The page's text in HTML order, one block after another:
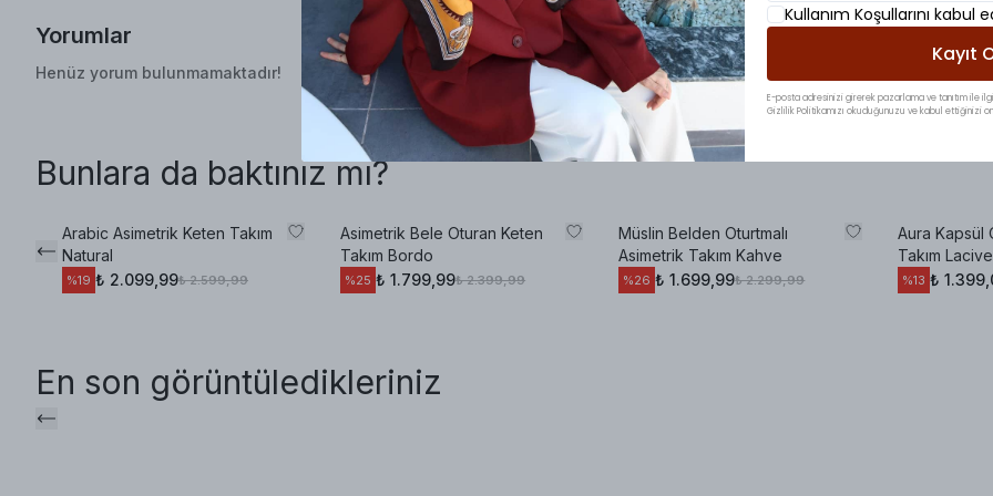
Yorumlar
Henüz yorum bulunmamaktadır!
Bunlara da baktınız mı?
Arabic Asimetrik Keten Takım
Natural
%19 ₺ 2.099,99₺ 2.599,99
Asimetrik Bele Oturan Keten
Takım Bordo
%25 ₺ 1.799,99₺ 2.399,99
Müslin Belden Oturtmalı
Asimetrik Takım Kahve
%26 ₺ 1.699,99₺ 2.299,99
Aura Kapsül
Takım
%13 ₺
En son görüntüledikleriniz
Kullanım Koşullarını kabul
Kayıt
E-posta adresinizi girerek pazarlama ve tanıtım ile
Gizlilik Politikamızı okuduğunuzu ve kabul ettiğinizi